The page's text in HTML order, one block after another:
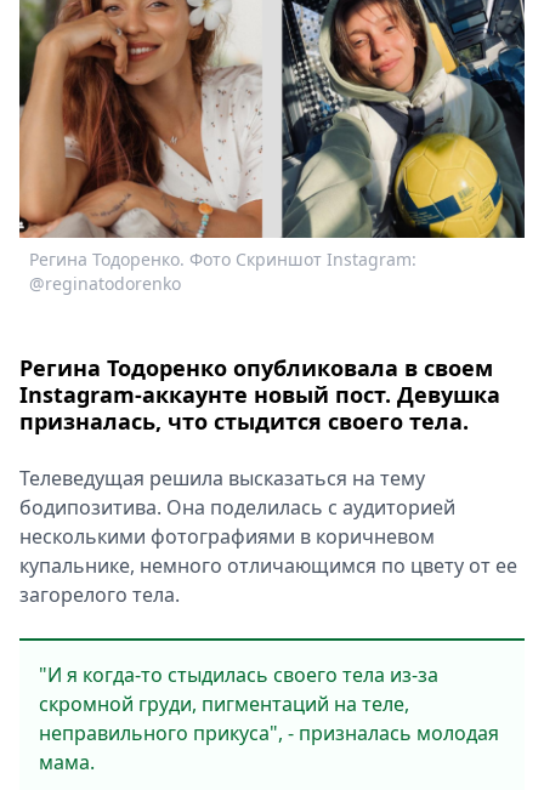
Спецпроекты
Звезды
Выборы
2026
Скачай
Metro
Регина Тодоренко. Фото Скриншот Instagram:
@reginatodorenko
Регина Тодоренко опубликовала в своем
Instagram-аккаунте новый пост. Девушка
призналась, что стыдится своего тела.
Телеведущая решила высказаться на тему
бодипозитива. Она поделилась с аудиторией
несколькими фотографиями в коричневом
купальнике, немного отличающимся по цвету от ее
загорелого тела.
"И я когда-то стыдилась своего тела из-за
скромной груди, пигментаций на теле,
неправильного прикуса", - призналась молодая
мама.